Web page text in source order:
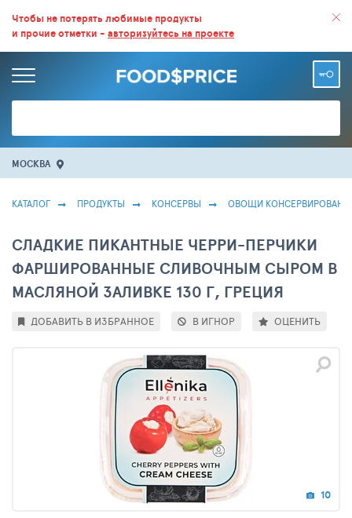
ВСЕ СКИДКИ И ВЫГОДНЫЕ ЦЕНЫ НА ПРОДУКТЫ В МАГАЗИНАХ.
БОЛЬШЕ 100 000 ТОВАРОВ. ЕЖЕДНЕВНОЕ ОБНОВЛЕНИЕ ЦЕН.
Чтобы не потерять любимые продукты
и прочие отметки - авторизуйтесь на проекте
МОСКВА
КАТАЛОГ ПРОДУКТЫ КОНСЕРВЫ ОВОЩИ
СЛАДКИЕ ПИКАНТНЫЕ ЧЕРРИ-ПЕРЧИКИ
ФАРШИРОВАННЫЕ СЛИВОЧНЫМ СЫРОМ В
МАСЛЯНОЙ ЗАЛИВКЕ 130 Г, ГРЕЦИЯ
10
ДОБАВИТЬ В ИЗБРАННОЕ В ИГНОР ОЦЕНИТЬ